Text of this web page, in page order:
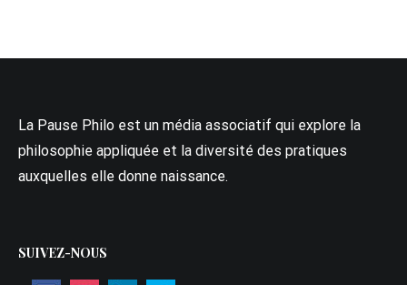
La Pause Philo est un média associatif qui explore la
philosophie appliquée et la diversité des pratiques
auxquelles elle donne naissance.
SUIVEZ-NOUS